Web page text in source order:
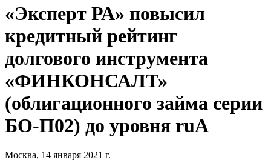
«Эксперт РА» повысил
кредитный рейтинг
долгового инструмента
«ФИНКОНСАЛТ»
(облигационного займа серии
БО-П02) до уровня ruА
Москва, 14 января 2021 г.